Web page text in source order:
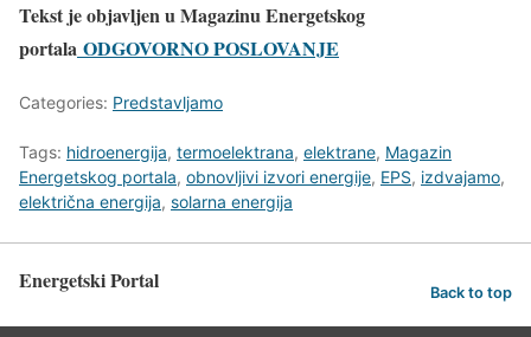
Tekst je objavljen uMagazinu Energetskog
portala ODGOVORNO POSLOVANJE
Categories: Predstavljamo
Tags: hidroenergija, termoelektrana, elektrane, Magazin
Energetskog portala, obnovljivi izvori energije, EPS, izdvajamo,
električna energija, solarna energija
Energetski Portal Back to top